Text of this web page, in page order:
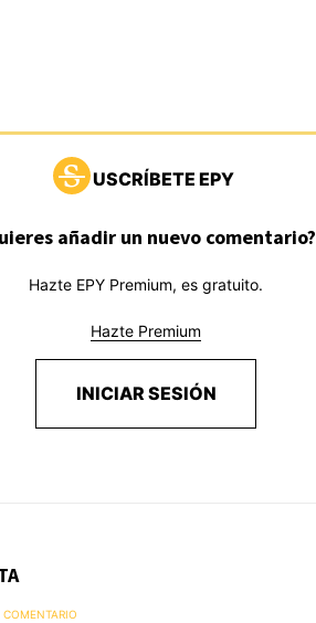
USCRÍBETE EPY
añadir un nuevo comentario?
Hazte EPY Premium, es gratuito.
Hazte Premium
INICIAR SESIÓN